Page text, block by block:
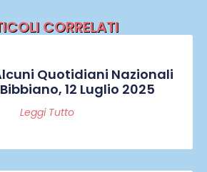
CORRELATI
Quotidiani Nazionali
12 Luglio 2025
Leggi Tutto